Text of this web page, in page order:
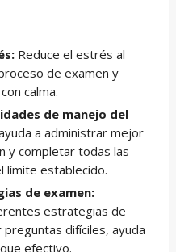
Reduce el estrés al
de examen y
calma.
de manejo del
a administrar mejor
y completar todas las
límite establecido.
de examen:
estrategias de
difíciles, ayuda
efectivo.